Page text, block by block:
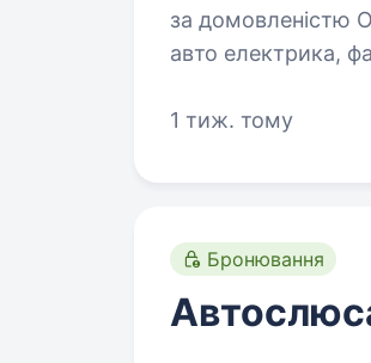
за домовленістю
авто електрика,
1 тиж. тому
Бронювання